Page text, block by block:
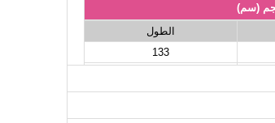
(سم)
الطول
133
133
133